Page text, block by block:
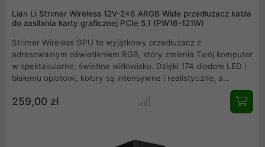
Lian Li Strimer Wireless 12V-2x6 ARGB Wide przedłużacz kabla
do zasilania karty graficznej PCIe 5.1 (PW16-121W)
Strimer Wireless GPU to wyjątkowy przedłużacz z
adresowalnym oświetleniem RGB, który zmienia Twój komputer
w spektakularne, świetlne widowisko. Dzięki 174 diodom LED i
białemu oplotowi, kolory są intensywne i realistyczne, a
Bezprzewodowy kontroler umożliwia prostą i efektywną
łączność, minimalizując liczbę kabli w obudowie. Zasilanie
259,00 zł